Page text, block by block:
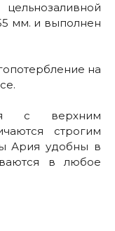
мм. и выполнен
на
с верхним
строгим
Ария удобны в
в любое